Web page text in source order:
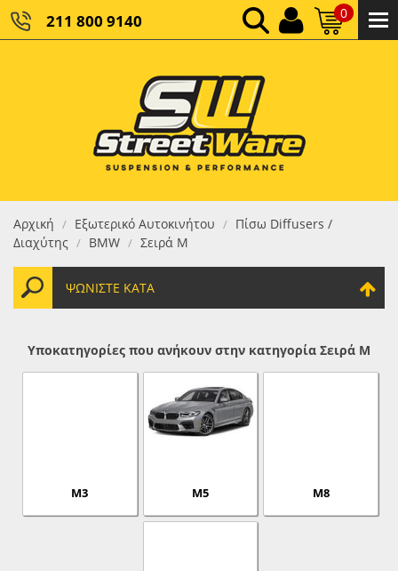
211 800 9140 0
ΚΑΘΑΡΌ ΣΎΝΟΛΟ:
ΤΕΛΙΚΌ ΣΎΝΟΛΟ:0,00 €
Αρχική / Εξωτερικό Αυτοκινήτου / Πίσω Diffusers /
Διαχύτης / BMW / Σειρά Μ
ΨΩΝΊΣΤΕ ΚΑΤΆ
Υποκατηγορίες που ανήκουν στην κατηγορία Σειρά Μ
M3 M5 M8